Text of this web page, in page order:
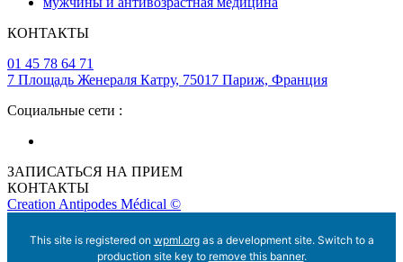
КОНТАКТЫ
01 45 78 64 71
7 Площадь Женераля Катру, 75017 Париж, Франция
Социальные сети :
ЗАПИСАТЬСЯ НА ПРИЕМ
КОНТАКТЫ
Creation Antipodes Médical ©
This site is registered on wpml.orgas a development site. Switch to a
production site key to remove this banner.